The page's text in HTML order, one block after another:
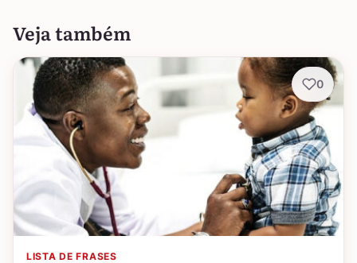
Veja também
LISTA DE FRASES
0